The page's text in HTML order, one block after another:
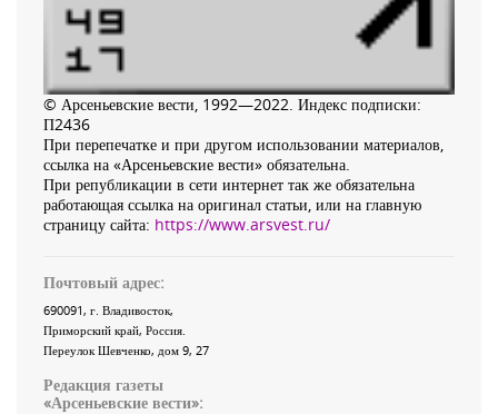
© Арсеньевские вести, 1992—2022. Индекс подписки:
П2436
При перепечатке и при другом использовании материалов,
ссылка на «Арсеньевские вести» обязательна.
При републикации в сети интернет так же обязательна
работающая ссылка на оригинал статьи, или на главную
страницу сайта: https://www.arsvest.ru/
Почтовый адрес:
690091, г. Владивосток,
Приморский край, Россия
Переулок Шевченко, дом 9, 27
Редакция газеты
«Арсеньевские вести»: